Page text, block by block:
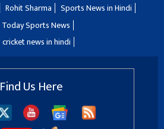
Rohit Sharma
Sports News in Hindi
Today Sports News
cricket news in hindi
Find Us Here